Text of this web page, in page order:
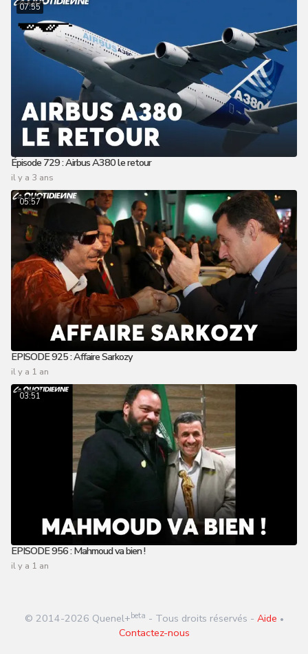
07:55
Épisode 729 : Airbus A380 le retour
il y a 3 ans
05:57
EPISODE 925 : Affaire Sarkozy
il y a 1 an
03:51
EPISODE 956 : Mahmoud va bien !
il y a 1 an
© 2014-2026 Quenel+beta - Tous droits réservés - Aide •
Contactez-nous